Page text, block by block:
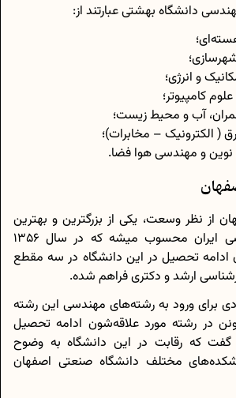
دانشگاه بهشتی عبارتند از:
و انرژی؛
کامپیوتر؛
آب و محیط زیست؛
( الکترونیک – مخابرات)؛
نوین و مهندسی هوا فضا.
از نظر وسعت، یکی از بزرگترین و بهترین
دانشگاه های مهندسی ایران محسوب میشه که در سال 1356
تحصیل در این دانشگاه در سه مقطع
ارشد و دکتری فراهم شده.
برای ورود به رشته‌های مهندسی این رشته
در رشته مورد علاقه‌شون ادامه تحصیل
گفت که رقابت در این دانشگاه به وضوح
مختلف دانشگاه صنعتی اصفهان